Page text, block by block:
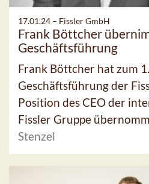
17.01.24 – Fissler GmbH
Frank Böttcher
Geschäftsführung
Frank Böttcher hat zum
Geschäftsführung der
Position des CEO der
Fissler Gruppe
Stenzel